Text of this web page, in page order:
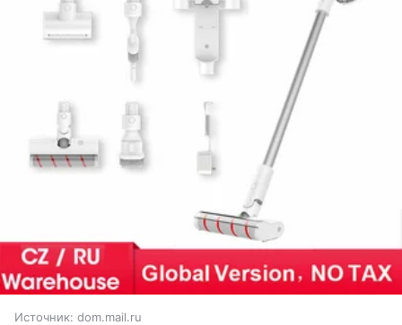
Источник: dom.mail.ru